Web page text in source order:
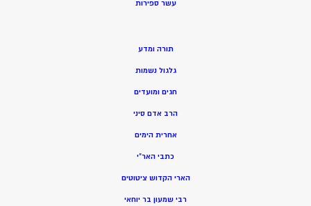
עשר ספירות
תורה ומדע
גלגול נשמות
חגים ומועדים
הרב אדם סיני
אחרית הימים
כתבי האר”י
הארי הקדוש ציטוטים
רבי שמעון בר יוחאי